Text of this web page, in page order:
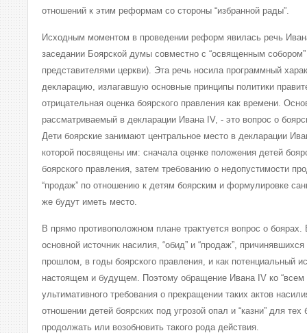
отношений к этим реформам со стороны “избранной рады”.
Исходным моментом в проведении реформ явилась речь
заседании Боярской думы совместно с “освященным
представителями церкви). Эта речь носила программный
декларацию, излагавшую основные принципы политики
отрицательная оценка боярского правления как времени.
рассматриваемый в декларации Ивана IV, - это вопрос о
Дети боярские занимают центральное место в декларации
которой посвящены им: сначала оценке положения детей
боярского правления, затем требованию о недопустимости
“продаж” по отношению к детям боярским и формулировке
же будут иметь место.
В прямо противоположном плане трактуется вопрос о
основной источник насилия, “обид” и “продаж”,
прошлом, в годы боярского правления, и как потенциальный
настоящем и будущем. Поэтому обращение Ивана IV ко “всем
ультимативного требования о прекращении таких актов
отношении детей боярских под угрозой опал и “казни” для
продолжать или возобновить такого рода действия.